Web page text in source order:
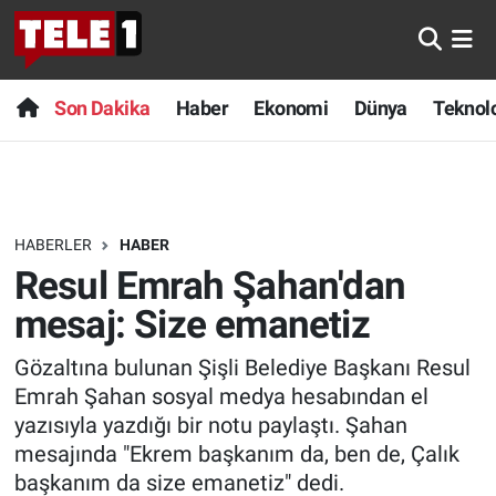
Son Dakika Haber Ekonomi Dünya
HABERLER HABER
Resul Emrah Şahan'dan
mesaj: Size emanetiz
Gözaltına bulunan Şişli Belediye Başkanı Resul
Emrah Şahan sosyal medya hesabından el
yazısıyla yazdığı bir notu paylaştı. Şahan
mesajında "Ekrem başkanım da, ben de, Çalık
başkanım da size emanetiz" dedi.
Anında Manşet
Başka Sohbetler
Bilim turu
Bilim ve Teknoloji Evreni
Doğa Konuşuyor
Dünya
Ege Saati
Son Dakika
Haber
Dünya
Teknoloji
Sağlık
Spor
Yayın Akışı
Nöbetçi Eczaneler
Hava Durumu
Trafik Durumu
Süper Lig Puan Durumu ve Fikstür
Tüm Manşetler
Son Dakika Haberleri
Haber Arşivi